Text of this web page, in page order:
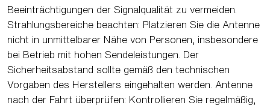
Beeinträchtigungen der Signalqualität zu vermeiden.
Strahlungsbereiche beachten: Platzieren Sie die Antenne
nicht in unmittelbarer Nähe von Personen, insbesondere
bei Betrieb mit hohen Sendeleistungen. Der
Sicherheitsabstand sollte gemäß den technischen
Vorgaben des Herstellers eingehalten werden. Antenne
nach der Fahrt überprüfen: Kontrollieren Sie regelmäßig,